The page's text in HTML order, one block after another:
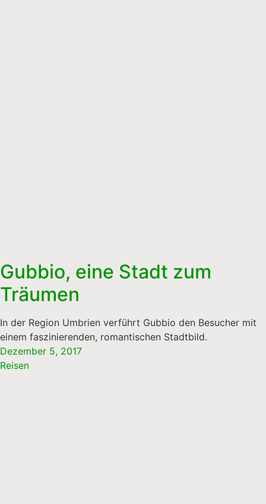
Gubbio, eine Stadt zum
Träumen
In der Region Umbrien verführt Gubbio den Besucher mit
einem faszinierenden, romantischen Stadtbild.
Dezember 5, 2017
Reisen